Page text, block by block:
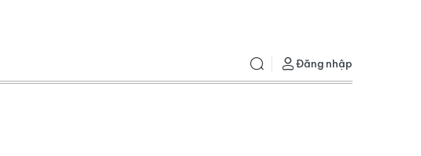
Đăng nhập